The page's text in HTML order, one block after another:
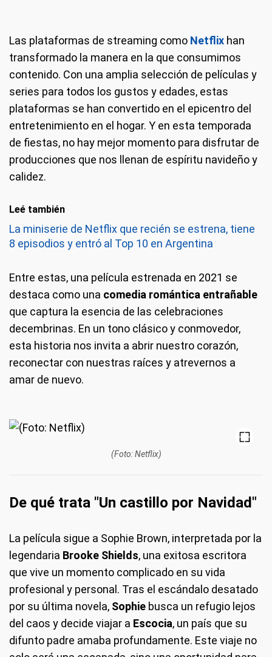
Las plataformas de streaming como Netflix han
transformado la manera en la que consumimos
contenido. Con una amplia selección de películas y
series para todos los gustos y edades, estas
plataformas se han convertido en el epicentro del
entretenimiento en el hogar. Y en esta temporada
de fiestas, no hay mejor momento para disfrutar de
producciones que nos llenan de espíritu navideño y
calidez.
Leé también
La miniserie de Netflix que recién se estrena, tiene
8 episodios y entró al Top 10 en Argentina
Entre estas, una película estrenada en 2021 se
destaca como una comedia romántica entrañable
que captura la esencia de las celebraciones
decembrinas. En un tono clásico y conmovedor,
esta historia nos invita a abrir nuestro corazón,
reconectar con nuestras raíces y atrevernos a
amar de nuevo.
(Foto: Netflix)
De qué trata "Un castillo por Navidad"
La película sigue a Sophie Brown, interpretada por la
legendaria Brooke Shields, una exitosa escritora
que vive un momento complicado en su vida
profesional y personal. Tras el escándalo desatado
por su última novela, Sophie busca un refugio lejos
del caos y decide viajar a Escocia, un país que su
difunto padre amaba profundamente. Este viaje no